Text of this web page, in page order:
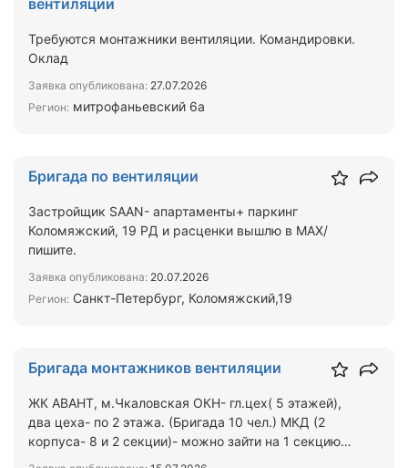
вентиляции
Требуются монтажники вентиляции. Командировки.
Оклад
Заявка опубликована: 27.07.2026
Регион: митрофаньевский 6а
Бригада по вентиляции
Застройщик SAAN- апартаменты+ паркинг
Коломяжский, 19 РД и расценки вышлю в MAX/
пишите.
Заявка опубликована: 20.07.2026
Регион: Санкт-Петербург, Коломяжский,19
Бригада монтажников вентиляции
ЖК АВАНТ, м.Чкаловская ОКН- гл.цех( 5 этажей),
два цеха- по 2 этажа. (Бригада 10 чел.) МКД (2
корпуса- 8 и 2 секции)- можно зайти на 1 секцию